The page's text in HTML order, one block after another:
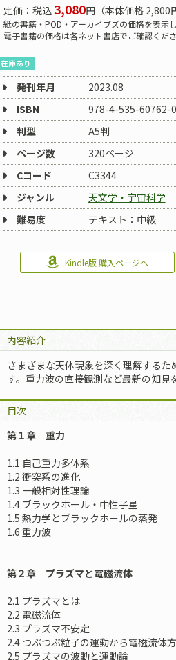
定価：税込 3,080円（本体価格 2,800
紙の書籍・POD・アーカイブズの価格を表示
電子書籍の価格は各ネット書店でご確認くだ
在庫あり
発刊年月
2023.08
ISBN
978-4-535-60762-0
判型
A5判
ページ数
320ページ
Cコード
C3344
ジャンル
天文学・宇宙科学
難易度
テキスト：中級
Kindle版 購入ページへ
内容紹介
さまざまな天体現象を深く理解する
す。重力波の直接観測など最新の知見
目次
第１章 重力
1.1 自己重力多体系
1.2 衝突系の進化
1.3 一般相対性理論
1.4 ブラックホール・中性子星
1.5 熱力学とブラックホールの蒸発
1.6 重力波
第２章 プラズマと電磁流体
2.1 プラズマとは
2.2 電磁流体
2.3 プラズマ不安定
2.4 つぶつぶ粒子の運動から電磁流体
2.5 プラズマの波動と運動論